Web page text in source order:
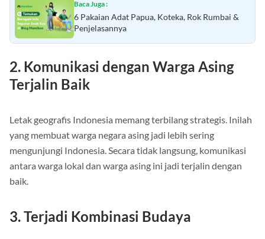
Baca Juga :
6 Pakaian Adat Papua, Koteka, Rok Rumbai &
Penjelasannya
2. Komunikasi dengan Warga Asing
Terjalin Baik
Letak geografis Indonesia memang terbilang strategis. Inilah
yang membuat warga negara asing jadi lebih sering
mengunjungi Indonesia. Secara tidak langsung, komunikasi
antara warga lokal dan warga asing ini jadi terjalin dengan
baik.
3. Terjadi Kombinasi Budaya